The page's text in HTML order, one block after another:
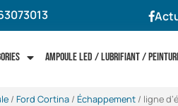
Ampoule LED / Lubrifiant /
/ Ford Cortina/ Échappement/ ligne